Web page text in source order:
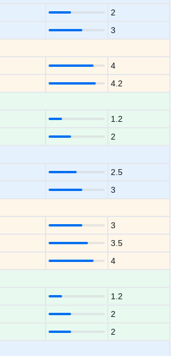
2
3
4
4.2
1.2
2
2.5
3
3
3.5
4
1.2
2
2